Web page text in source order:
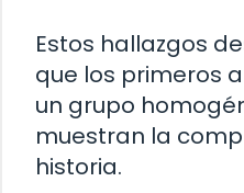
Estos hallazgos
que los primeros
un grupo
muestran la
historia.